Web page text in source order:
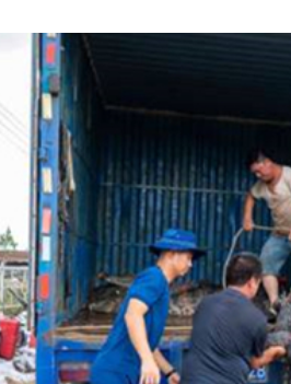
國防預算申請近9萬億日圓創
相約深圳，見證奇蹟 「熱
力市場迅速降溫 美元指數跌至兩
迪亞斯轟世界波 拜仁2:1挫維拉